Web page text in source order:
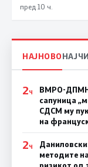
пред 10 ч.
НАЈНОВО
2Ч
ВМРО-
сапуница
СДСМ му
на
2Ч
методите